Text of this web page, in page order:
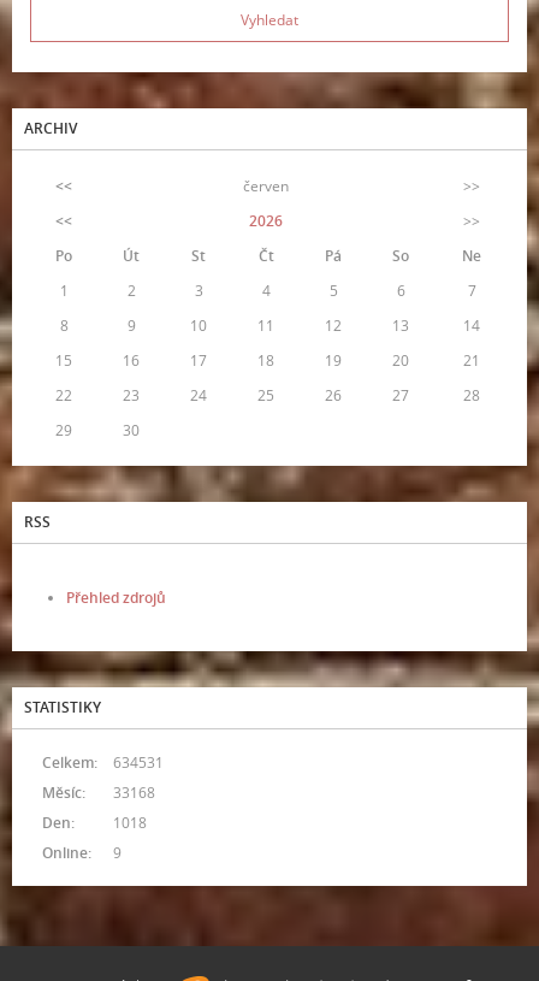
ARCHIV
<< červen
>>
<<
2026
>>
Po
Út St Čt Pá So
Ne
1
2 3 4 5 6
7
8
9 10 11 12 13
14
15
16 17 18 19 20
21
22
23 24 25 26 27
28
29
30
RSS
Přehled zdrojů
STATISTIKY
Online: 9
Celkem:
634531
Měsíc:
33168
Den:
1018